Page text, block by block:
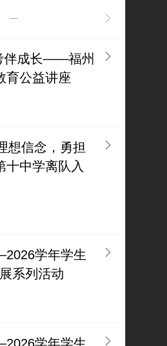
伴成长——福州
育公益讲座
想信念，勇担
中学离队入
学年学生
系列活动